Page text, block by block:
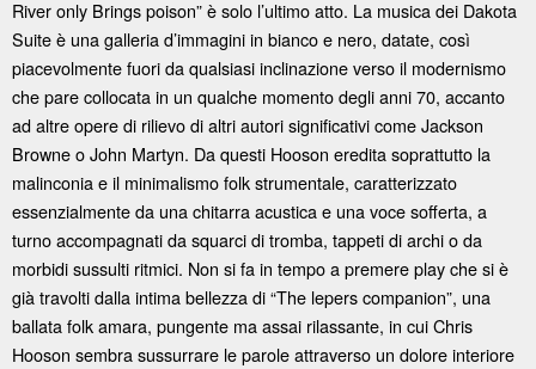
River only Brings poison” è solo l’ultimo atto. La musica dei Dakota
Suite è una galleria d’immagini in bianco e nero, datate, così
piacevolmente fuori da qualsiasi inclinazione verso il modernismo
che pare collocata in un qualche momento degli anni 70, accanto
ad altre opere di rilievo di altri autori significativi come Jackson
Browne o John Martyn. Da questi Hooson eredita soprattutto la
malinconia e il minimalismo folk strumentale, caratterizzato
essenzialmente da una chitarra acustica e una voce sofferta, a
turno accompagnati da squarci di tromba, tappeti di archi o da
morbidi sussulti ritmici. Non si fa in tempo a premere play che si è
già travolti dalla intima bellezza di “The lepers companion”, una
ballata folk amara, pungente ma assai rilassante, in cui Chris
Hooson sembra sussurrare le parole attraverso un dolore interiore